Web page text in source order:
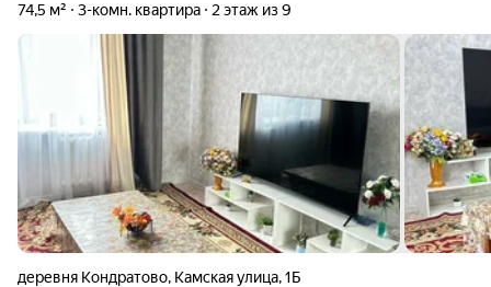
74,5 м² 3-комн. квартира 2 этаж из 9
деревня Кондратово, Камская улица,1Б